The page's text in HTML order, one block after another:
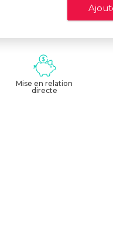
Mise en relation
directe